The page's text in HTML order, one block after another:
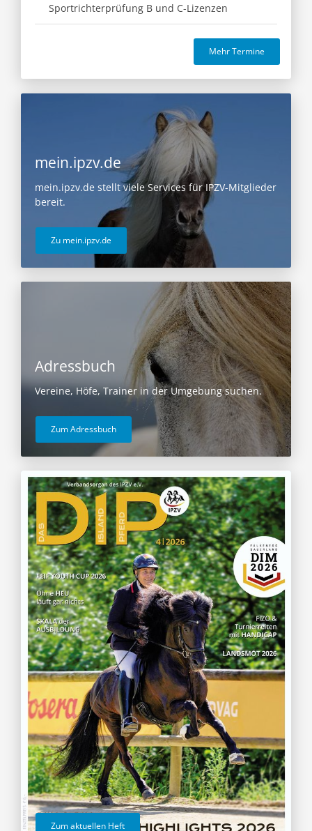
Sportrichterprüfung B und C-Lizenzen
Mehr Termine
mein.ipzv.de
mein.ipzv.de stellt viele Services für IPZV-Mitglieder
bereit.
Zu mein.ipzv.de
Adressbuch
Vereine, Höfe, Trainer in der Umgebung suchen.
Zum Adressbuch
Zum aktuellen Heft